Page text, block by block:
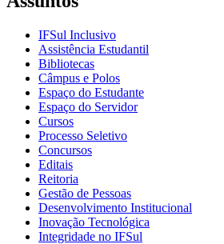
IFSul Inclusivo
Assistência Estudantil
Bibliotecas
Câmpus e Polos
Espaço do Estudante
Espaço do Servidor
Cursos
Processo Seletivo
Concursos
Editais
Reitoria
Gestão de Pessoas
Desenvolvimento Institucional
Inovação Tecnológica
Integridade no IFSul